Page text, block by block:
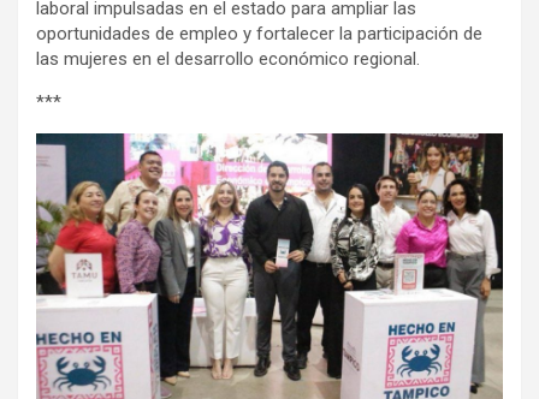
laboral impulsadas en el estado para ampliar las
oportunidades de empleo y fortalecer la participación de
las mujeres en el desarrollo económico regional.
***